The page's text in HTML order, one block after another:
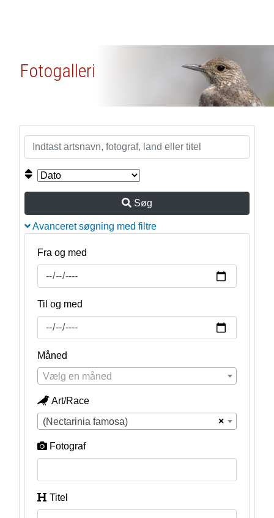
Fotogalleri
Søg
Avanceret søgning med filtre
Fra og med
Til og med
Måned
Vælg en måned
Art/Race
×
(Nectarinia famosa)
Fotograf
Titel